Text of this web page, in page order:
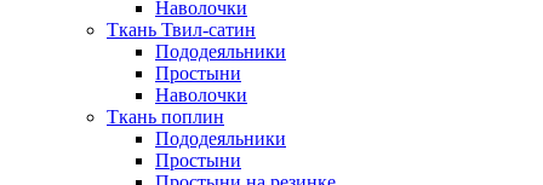
Наволочки
Ткань Твил-сатин
Пододеяльники
Простыни
Наволочки
Ткань поплин
Пододеяльники
Простыни